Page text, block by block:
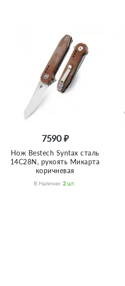
7590 ₽
Нож Bestech Syntax сталь
14C28N, рукоять Микарта
коричневая
В Наличии: 2 Шт.